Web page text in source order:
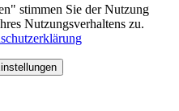
stimmen Sie der Nutzung
Nutzungsverhaltens zu.